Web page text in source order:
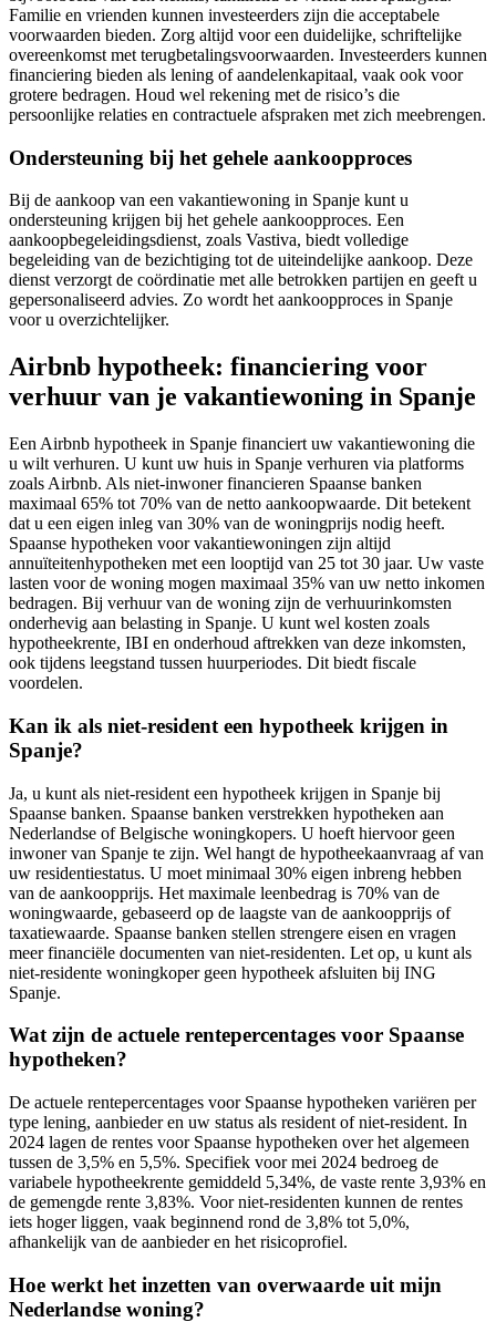
Familie en vrienden kunnen investeerders zijn die acceptabele
voorwaarden bieden. Zorg altijd voor een duidelijke, schriftelijke
overeenkomst met terugbetalingsvoorwaarden. Investeerders kunnen
financiering bieden als lening of aandelenkapitaal, vaak ook voor
grotere bedragen. Houd wel rekening met de risico’s die
persoonlijke relaties en contractuele afspraken met zich meebrengen.
Ondersteuning bij het gehele aankoopproces
Bij de aankoop van een vakantiewoning in Spanje kunt u
ondersteuning krijgen bij het gehele aankoopproces. Een
aankoopbegeleidingsdienst, zoals Vastiva, biedt volledige
begeleiding van de bezichtiging tot de uiteindelijke aankoop. Deze
dienst verzorgt de coördinatie met alle betrokken partijen en geeft u
gepersonaliseerd advies. Zo wordt het aankoopproces in Spanje
voor u overzichtelijker.
Airbnb hypotheek: financiering voor
verhuur van je vakantiewoning in Spanje
Een Airbnb hypotheek in Spanje financiert uw vakantiewoning die
u wilt verhuren. U kunt uw huis in Spanje verhuren via platforms
zoals Airbnb. Als niet-inwoner financieren Spaanse banken
maximaal 65% tot 70% van de netto aankoopwaarde. Dit betekent
dat u een eigen inleg van 30% van de woningprijs nodig heeft.
Spaanse hypotheken voor vakantiewoningen zijn altijd
annuïteitenhypotheken met een looptijd van 25 tot 30 jaar. Uw vaste
lasten voor de woning mogen maximaal 35% van uw netto inkomen
bedragen. Bij verhuur van de woning zijn de verhuurinkomsten
onderhevig aan belasting in Spanje. U kunt wel kosten zoals
hypotheekrente, IBI en onderhoud aftrekken van deze inkomsten,
ook tijdens leegstand tussen huurperiodes. Dit biedt fiscale
voordelen.
Kan ik als niet-resident een hypotheek krijgen in
Spanje?
Ja, u kunt als niet-resident een hypotheek krijgen in Spanje bij
Spaanse banken. Spaanse banken verstrekken hypotheken aan
Nederlandse of Belgische woningkopers. U hoeft hiervoor geen
inwoner van Spanje te zijn. Wel hangt de hypotheekaanvraag af van
uw residentiestatus. U moet minimaal 30% eigen inbreng hebben
van de aankoopprijs. Het maximale leenbedrag is 70% van de
woningwaarde, gebaseerd op de laagste van de aankoopprijs of
taxatiewaarde. Spaanse banken stellen strengere eisen en vragen
meer financiële documenten van niet-residenten. Let op, u kunt als
niet-residente woningkoper geen hypotheek afsluiten bij ING
Spanje.
Wat zijn de actuele rentepercentages voor Spaanse
hypotheken?
De actuele rentepercentages voor Spaanse hypotheken variëren per
type lening, aanbieder en uw status als resident of niet-resident. In
2024 lagen de rentes voor Spaanse hypotheken over het algemeen
tussen de 3,5% en 5,5%. Specifiek voor mei 2024 bedroeg de
variabele hypotheekrente gemiddeld 5,34%, de vaste rente 3,93% en
de gemengde rente 3,83%. Voor niet-residenten kunnen de rentes
iets hoger liggen, vaak beginnend rond de 3,8% tot 5,0%,
afhankelijk van de aanbieder en het risicoprofiel.
Hoe werkt het inzetten van overwaarde uit mijn
Nederlandse woning?